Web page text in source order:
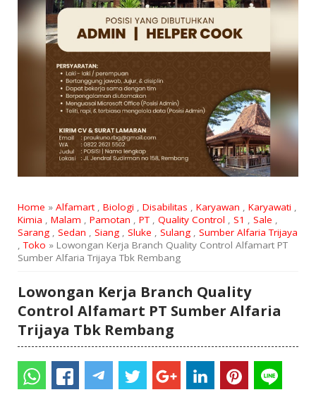
RIWAYAT HIDUP
Home » Alfamart, Biologi , Disabilitas , Karyawan , Karyawati ,
Kimia , Malam , Pamotan , PT, Quality Control , S1 , Sale ,
Sarang, Sedan , Siang, Sluke , Sulang, Sumber Alfaria Trijaya
,Toko » Lowongan Kerja Branch Quality Control Alfamart PT
Sumber Alfaria Trijaya Tbk Rembang
Lowongan Kerja Branch Quality
Control Alfamart PT Sumber Alfaria
Trijaya Tbk Rembang